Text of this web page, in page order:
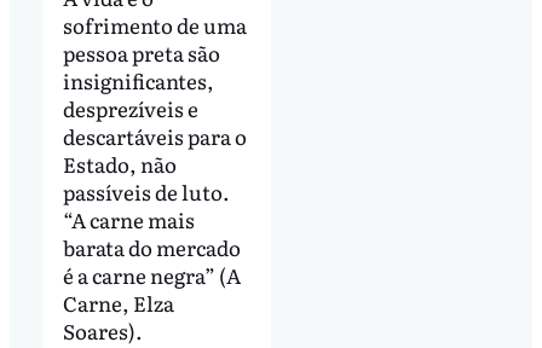
sofrimento de uma
pessoa preta são
insignificantes,
desprezíveis e
descartáveis para o
Estado, não
passíveis de luto.
“A carne mais
barata do mercado
é a carne negra” (A
Carne, Elza
Soares).